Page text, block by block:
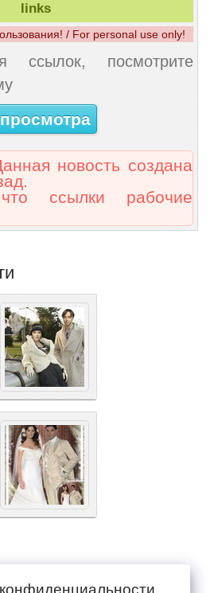
links
/ For personal use only!
ссылок, посмотрите
новость создана
ссылки рабочие